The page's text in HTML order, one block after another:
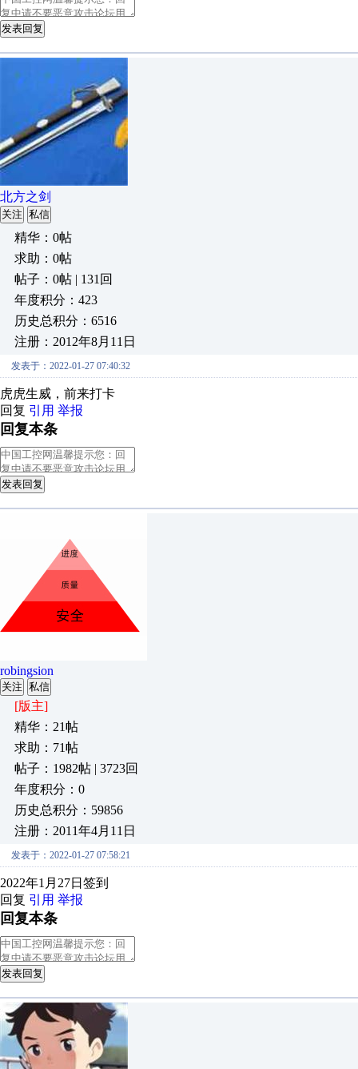
发表回复
北方之剑
关注 私信
精华：0帖
求助：0帖
帖子：0帖 | 131回
年度积分：423
历史总积分：6516
注册：2012年8月11日
发表于：2022-01-27 07:40:32
虎虎生威，前来打卡
回复 引用 举报
回复本条
发表回复
robingsion
关注 私信
[版主]
精华：21帖
求助：71帖
帖子：1982帖 | 3723回
年度积分：0
历史总积分：59856
注册：2011年4月11日
发表于：2022-01-27 07:58:21
2022年1月27日签到
回复 引用 举报
回复本条
发表回复